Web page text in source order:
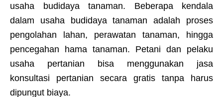
usaha budidaya tanaman. Beberapa kendala
dalam usaha budidaya tanaman adalah proses
pengolahan lahan, perawatan tanaman, hingga
pencegahan hama tanaman. Petani dan pelaku
usaha pertanian bisa menggunakan jasa
konsultasi pertanian secara gratis tanpa harus
dipungut biaya.